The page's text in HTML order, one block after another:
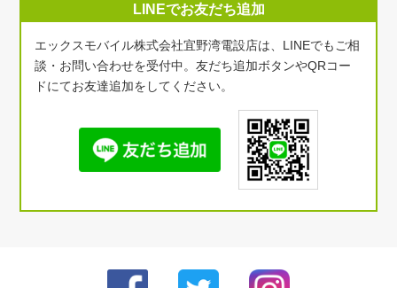
LINEでお友だち追加
エックスモバイル株式会社宜野湾電設店は、LINEでもご相
談・お問い合わせを受付中。友だち追加ボタンやQRコー
ドにてお友達追加をしてください。